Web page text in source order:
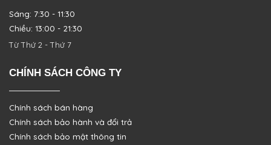
Sáng: 7:30 - 11:30
Chiều: 13:00 - 21:30
Từ Thứ 2 - Thứ 7
CHÍNH SÁCH CÔNG TY
Chính sách bán hàng
Chính sách bảo hành và đổi trả
Chính sách bảo mật thông tin